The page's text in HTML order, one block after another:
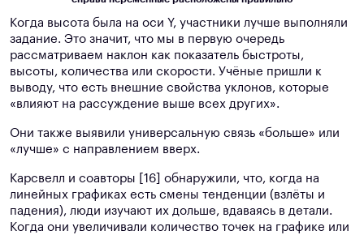
Когда высота была на оси Y, участники лучше выполняли
задание. Это значит, что мы в первую очередь
рассматриваем наклон как показатель быстроты,
высоты, количества или скорости. Учёные пришли к
выводу, что есть внешние свойства уклонов, которые
«влияют на рассуждение выше всех других».
Они также выявили универсальную связь «больше» или
«лучше» с направлением вверх.
Карсвелл и соавторы [16] обнаружили, что, когда на
линейных графиках есть смены тенденции (взлёты и
падения), люди изучают их дольше, вдаваясь в детали.
Когда они увеличивали количество точек на графике или